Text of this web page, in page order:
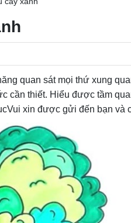
quan sát mọi thứ xung
cần thiết. Hiểu được tầm
xin được gửi đến bạn và